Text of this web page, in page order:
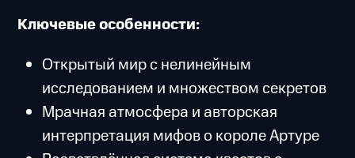
Ключевые особенности:
Открытый мир с нелинейным
исследованием и множеством секретов
Мрачная атмосфера и авторская
интерпретация мифов о короле Артуре